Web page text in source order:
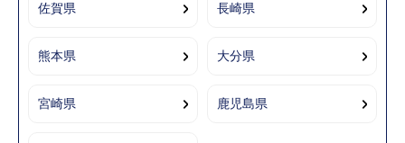
佐賀県 長崎県
熊本県 大分県
宮崎県 鹿児島県